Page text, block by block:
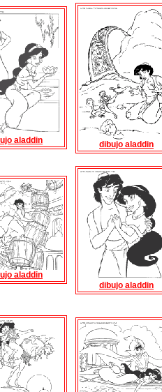
aladdin
dibujo aladdin
aladdin
dibujo aladdin